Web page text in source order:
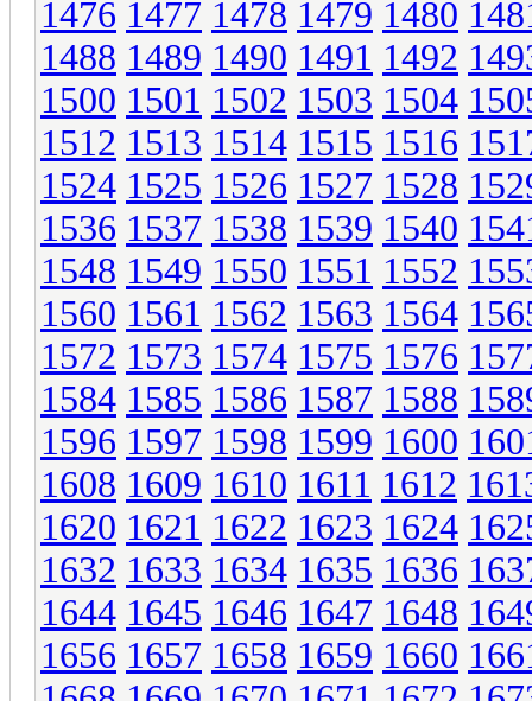
1476 1477 1478 1479 1480
1488 1489 1490 1491 1492
1500 1501 1502 1503 1504
1512 1513 1514 1515 1516
1524 1525 1526 1527 1528
1536 1537 1538 1539 1540
1548 1549 1550 1551 1552
1560 1561 1562 1563 1564
1572 1573 1574 1575 1576
1584 1585 1586 1587 1588
1596 1597 1598 1599 1600
1608 1609 1610 1611 1612
1620 1621 1622 1623 1624
1632 1633 1634 1635 1636
1644 1645 1646 1647 1648
1656 1657 1658 1659 1660